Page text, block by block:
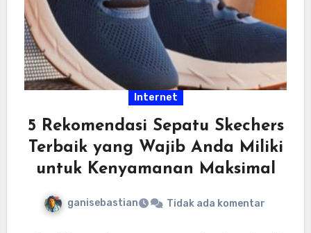
Internet
5 Rekomendasi Sepatu Skechers
Terbaik yang Wajib Anda Miliki
untuk Kenyamanan Maksimal
ganisebastian Tidak ada komentar